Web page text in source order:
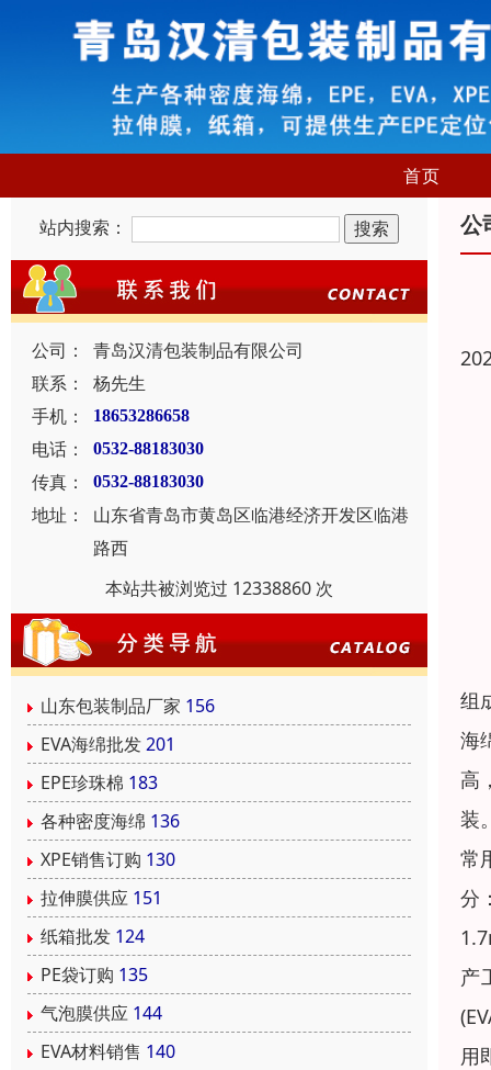
首页
站内搜索：
公司：
青岛汉清包装制品有限公司
联系：
杨先生
手机：
18653286658
电话： 0532-88183030
传真： 0532-88183030
地址：
山东省青岛市黄岛区临港经济开发区临港
路西
本站共被浏览过 12338860 次
山东包装制品厂家 156
EVA海绵批发201
EPE珍珠棉 183
各种密度海绵 136
XPE销售订购 130
拉伸膜供应 151
纸箱批发 124
PE袋订购 135
气泡膜供应 144
EVA材料销售 140
公
组
海
高
装
常
分
产
用